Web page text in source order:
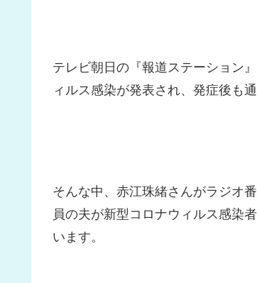
テレビ朝日の『報道ステーション
ィルス感染が発表され、発症後も
そんな中、赤江珠緒さんがラジオ
員の夫が新型コロナウィルス感染
います。